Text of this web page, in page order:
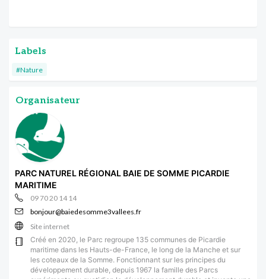
Labels
#Nature
Organisateur
PARC NATUREL RÉGIONAL BAIE DE SOMME PICARDIE
MARITIME
09 70 20 14 14
bonjour@baiedesomme3vallees.fr
Site internet
Créé en 2020, le Parc regroupe 135 communes de Picardie
maritime dans les Hauts-de-France, le long de la Manche et sur
les coteaux de la Somme. Fonctionnant sur les principes du
développement durable, depuis 1967 la famille des Parcs